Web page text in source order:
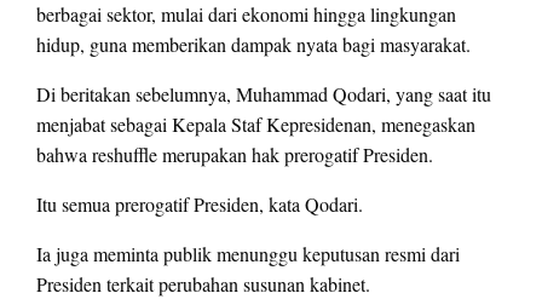
berbagai sektor, mulai dari ekonomi hingga lingkungan
hidup, guna memberikan dampak nyata bagi masyarakat.
Di beritakan sebelumnya, Muhammad Qodari, yang saat itu
menjabat sebagai Kepala Staf Kepresidenan, menegaskan
bahwa reshuffle merupakan hak prerogatif Presiden.
Itu semua prerogatif Presiden, kata Qodari.
Ia juga meminta publik menunggu keputusan resmi dari
Presiden terkait perubahan susunan kabinet.